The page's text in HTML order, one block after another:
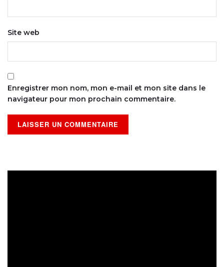
Site web
Enregistrer mon nom, mon e-mail et mon site dans le
navigateur pour mon prochain commentaire.